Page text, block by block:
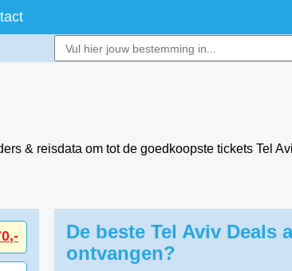
& reisdata om tot de goedkoopste tickets Tel
De beste Tel Aviv Deals
ontvangen?